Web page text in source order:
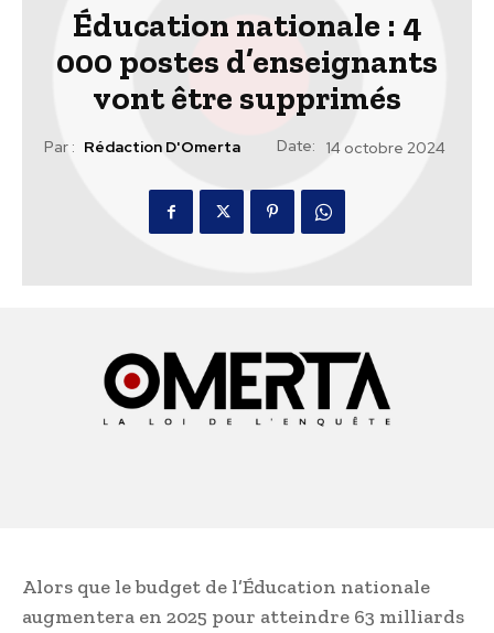
Éducation nationale : 4
000 postes d’enseignants
vont être supprimés
Par : Rédaction D'Omerta Date: 14 octobre 2024
Alors que le budget de l’Éducation nationale
augmentera en 2025 pour atteindre 63 milliards